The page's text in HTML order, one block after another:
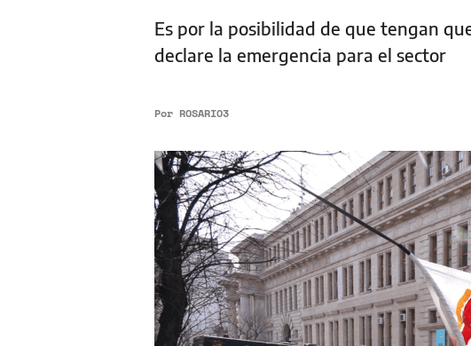
Es por la posibilidad de que tengan
declare la emergencia para el sector
Por ROSARIO3